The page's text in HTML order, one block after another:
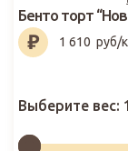
Бенто торт
1 610 руб/
Выберите вес: